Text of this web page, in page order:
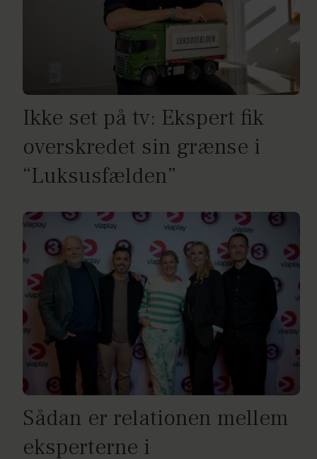
Ikke set på tv: Ekspert fik
overskredet sin grænse i
“Luksusfælden”
Sådan er relationen mellem
eksperterne i